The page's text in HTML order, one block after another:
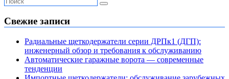
Свежие записи
Радиальные щеткодержатели серии ДРПк1 (ДГП):
инженерный обзор и требования к обслуживанию
Автоматические гаражные ворота — современные
тенденции